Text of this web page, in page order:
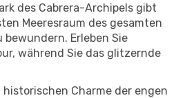
des Cabrera-Archipels gibt
Meeresraum des gesamten
Erleben Sie
während Sie das glitzernde
historischen Charme der engen